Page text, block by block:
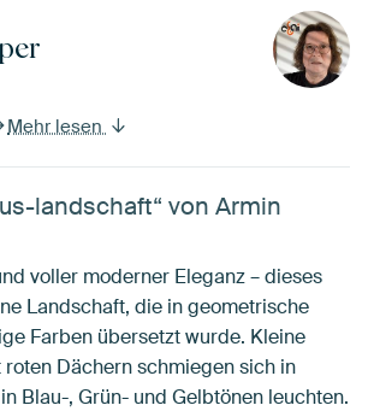
Mehr lesen
landschaft“ von Armin
voller moderner Eleganz – dieses
Landschaft, die in geometrische
Farben übersetzt wurde. Kleine
Dächern schmiegen sich in
Blau-, Grün- und Gelbtönen leuchten.